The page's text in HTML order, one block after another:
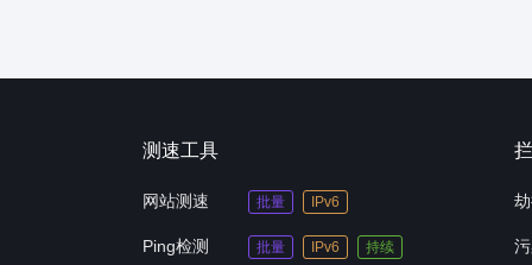
测速工具
网站测速 批量 IPv6
Ping检测 批量 IPv6 持续